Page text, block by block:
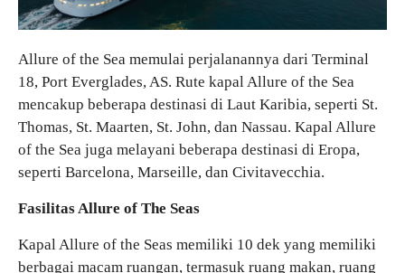
Allure of the Sea memulai perjalanannya dari Terminal
18, Port Everglades, AS. Rute kapal Allure of the Sea
mencakup beberapa destinasi di Laut Karibia, seperti St.
Thomas, St. Maarten, St. John, dan Nassau. Kapal Allure
of the Sea juga melayani beberapa destinasi di Eropa,
seperti Barcelona, Marseille, dan Civitavecchia.
Fasilitas Allure of The Seas
Kapal Allure of the Seas memiliki 10 dek yang memiliki
berbagai macam ruangan, termasuk ruang makan, ruang